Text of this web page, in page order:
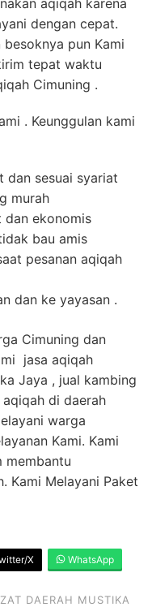
dengan cepat.
pun Kami
tepat waktu
Cimuning .
. Keunggulan kami
dan sesuai syariat
murah
dan ekonomis
bau amis
pesanan aqiqah
dan ke yayasan .
Cimuning dan
jasa aqiqah
Jaya , jual kambing
di daerah
warga
Kami. Kami
membantu
Kami Melayani Paket
X WhatsApp
DAERAH MUSTIKA